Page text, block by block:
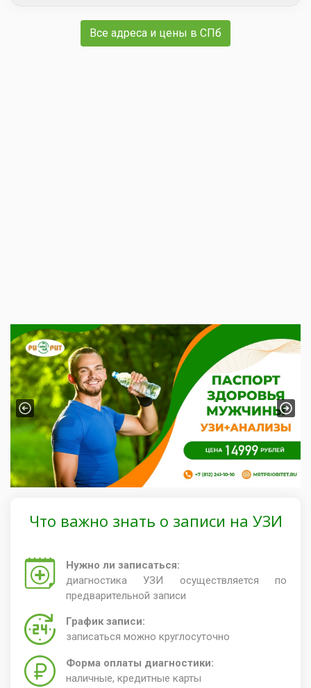
Все адреса и цены в СПб
Previous Next
Что важно знать о записи на УЗИ
Нужно ли записаться:
диагностика УЗИ осуществляется по
предварительной записи
График записи:
записаться можно круглосуточно
Форма оплаты диагностики:
наличные, кредитные карты